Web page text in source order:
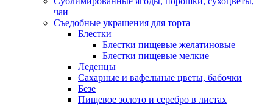
чаи
Съедобные украшения для торта
Блестки
Блестки пищевые желатиновые
Блестки пищевые мелкие
Леденцы
Сахарные и вафельные цветы, бабочки
Безе
Пищевое золото и серебро в листах